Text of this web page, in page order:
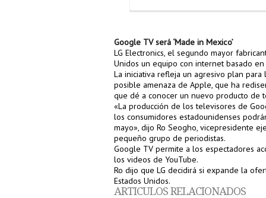
Google TV será ‘Made in Mexico’
LG Electronics, el segundo mayor
Unidos un equipo con internet basado
La iniciativa refleja un agresivo plan
posible amenaza de Apple, que ha
que dé a conocer un nuevo producto
«La producción de los televisores de
los consumidores estadounidenses
mayo», dijo Ro Seogho, vicepresidente
pequeño grupo de periodistas.
Google TV permite a los espectadores
los videos de YouTube.
Ro dijo que LG decidirá si expande la
Estados Unidos.
ARTICULOS RELACIONADOS